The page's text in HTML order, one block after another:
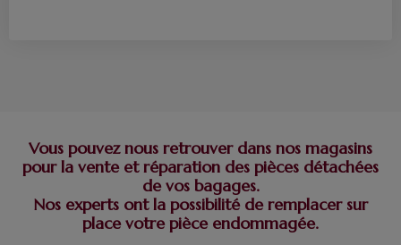
Vous pouvez nous retrouver dans nos magasins
pour la vente et réparation des pièces détachées
de vos bagages.
Nos experts ont la possibilité de remplacer sur
place votre pièce endommagée.